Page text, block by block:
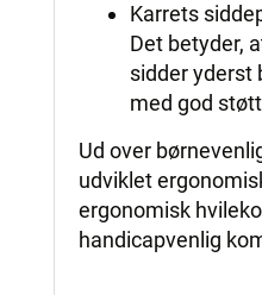
Karrets
Det betyder,
sidder yderst
med god
Ud over
udviklet
ergonomisk
handicapvenlig